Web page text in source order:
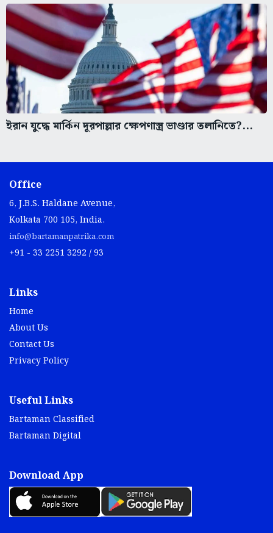
ইরান যুদ্ধে মার্কিন দূরপাল্লার ক্ষেপণাস্ত্র ভাণ্ডার তলানিতে?...
Office
6, J.B.S. Haldane Avenue,
Kolkata 700 105, India.
info@bartamanpatrika.com
+91 - 33 2251 3292 / 93
Links
Home
About Us
Contact Us
Privacy Policy
Useful Links
Bartaman Classified
Bartaman Digital
Download App